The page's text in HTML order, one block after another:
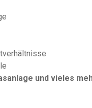
und vieles